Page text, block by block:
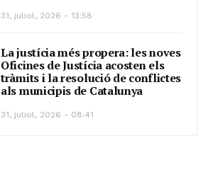
31, juliol, 2026 - 13:58
La justícia més propera: les noves
Oficines de Justícia acosten els
tràmits i la resolució de conflictes
als municipis de Catalunya
31, juliol, 2026 - 08:41